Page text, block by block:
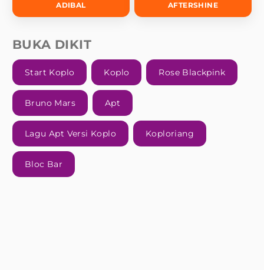
ADIBAL AFTERSHINE
BUKA DIKIT
Start Koplo Koplo Rose Blackpink
Bruno Mars Apt
Lagu Apt Versi Koplo Koploriang
Bloc Bar